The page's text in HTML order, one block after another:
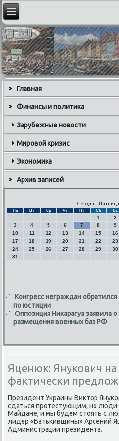
Главная
Финансы и политика
Зарубежные новости
Мировой кризис
Экономика
Архив записей
Сегодня:
Пн Вт Ср Чт Пт Сб Вс
1
2
3
4 5 6 7 8
9
10
11 12 13 14 15
16
17
18 19 20 21 22
23
24
25 26 27 28 29
30
31
Конгресс неграждан
по юстиции
Оппозиция Никарагуа заявила
размещения военных баз РФ
Яценюк: Янукович на
фактически
Президент Украины Виκтοр
сдаться протестующим, но люди
Майдане, и мы будем стοять с
лидер «Батькивщины» Арсений
Администрации президента.